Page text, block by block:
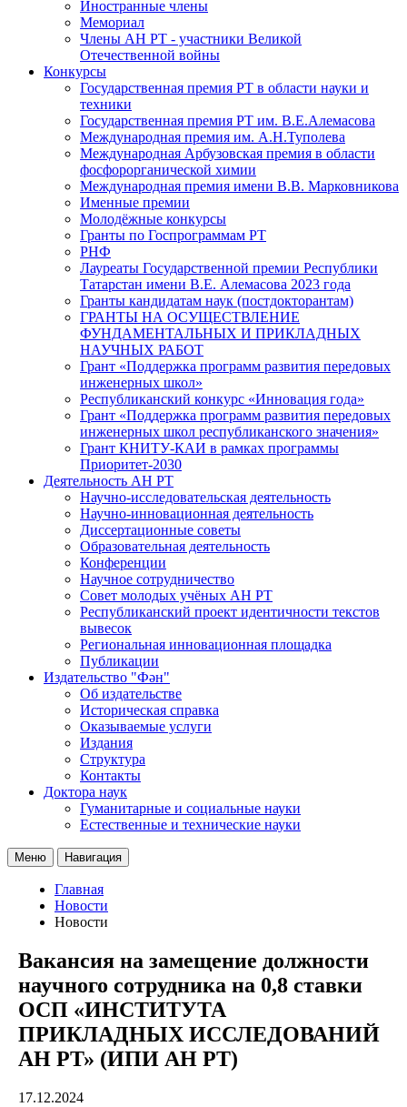
Иностранные члены
Мемориал
Члены АН РТ - участники Великой
Отечественной войны
Конкурсы
Государственная премия РТ в области науки и
техники
Государственная премия РТ им. В.Е.Алемасова
Международная премия им. А.Н.Туполева
Международная Арбузовская премия в области
фосфорорганической химии
Международная премия имени В.В. Марковникова
Именные премии
Молодёжные конкурсы
Гранты по Госпрограммам РТ
РНФ
Лауреаты Государственной премии Республики
Татарстан имени В.Е. Алемасова 2023 года
Гранты кандидатам наук (постдокторантам)
ГРАНТЫ НА ОСУЩЕСТВЛЕНИЕ
ФУНДАМЕНТАЛЬНЫХ И ПРИКЛАДНЫХ
НАУЧНЫХ РАБОТ
Грант «Поддержка программ развития передовых
инженерных школ»
Республиканский конкурс «Инновация года»
Грант «Поддержка программ развития передовых
инженерных школ республиканского значения»
Грант КНИТУ-КАИ в рамках программы
Приоритет-2030
Деятельность АН РТ
Научно-исследовательская деятельность
Научно-инновационная деятельность
Диссертационные советы
Образовательная деятельность
Конференции
Научное сотрудничество
Совет молодых учёных АН РТ
Республиканский проект идентичности текстов
вывесок
Региональная инновационная площадка
Публикации
Издательство "Фән"
Об издательстве
Историческая справка
Оказываемые услуги
Издания
Структура
Контакты
Доктора наук
Гуманитарные и социальные науки
Естественные и технические науки
Меню Навигация
Главная
Новости
Новости
Вакансия на замещение должности
научного сотрудника на 0,8 ставки
ОСП «ИНСТИТУТА
ПРИКЛАДНЫХ ИССЛЕДОВАНИЙ
АН РТ» (ИПИ АН РТ)
17.12.2024